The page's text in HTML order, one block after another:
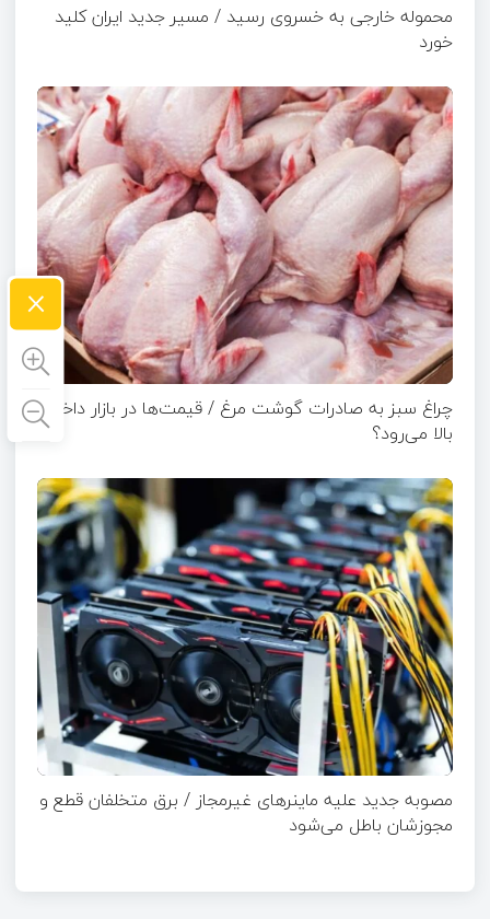
محموله خارجی به خسروی رسید / مسیر جدید ایران کلید
خورد
چراغ سبز به صادرات گوشت مرغ / قیمت‌ها در بازار داخلی
بالا می‌رود؟
مصوبه جدید علیه ماینرهای غیرمجاز / برق متخلفان قطع و
مجوزشان باطل می‌شود
×